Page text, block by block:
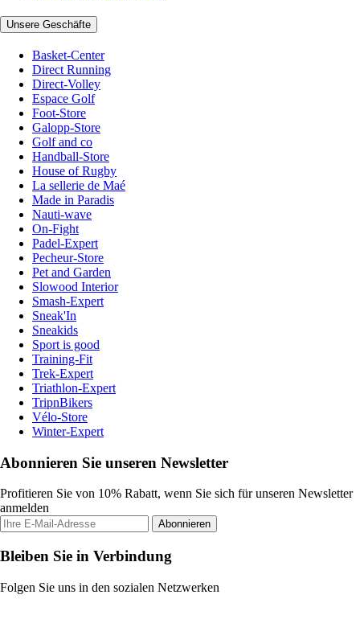
Unsere Geschäfte
Basket-Center
Direct Running
Direct-Volley
Espace Golf
Foot-Store
Galopp-Store
Golf and co
Handball-Store
House of Rugby
La sellerie de Maé
Made in Paradis
Nauti-wave
On-Fight
Padel-Expert
Pecheur-Store
Pet and Garden
Slowood Interior
Smash-Expert
Sneak'In
Sneakids
Sport is good
Training-Fit
Trek-Expert
Triathlon-Expert
TripnBikers
Vélo-Store
Winter-Expert
Abonnieren Sie unseren Newsletter
Profitieren Sie von 10% Rabatt, wenn Sie sich für unseren Newsletter
anmelden
Abonnieren
Bleiben Sie in Verbindung
Folgen Sie uns in den sozialen Netzwerken